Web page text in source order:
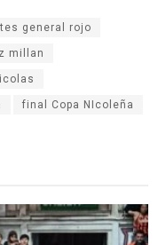
general rojo
millan
final Copa NIcoleña